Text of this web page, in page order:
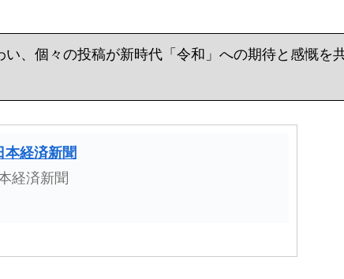
、個々の投稿が新時代「令和」への期待と感慨を
本経済新聞
経済新聞